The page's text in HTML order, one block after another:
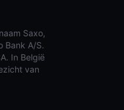
Saxo,
Bank A/S.
In België
van